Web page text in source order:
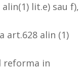
lit.e) sau f),
art.628 alin (1)
reforma in